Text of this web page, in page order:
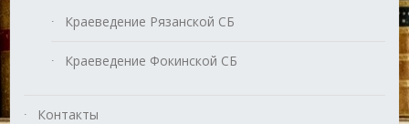
Краеведение Рязанской СБ
Краеведение Фокинской СБ
Контакты